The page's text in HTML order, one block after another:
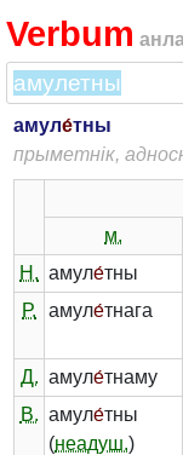
Verbum
амуле́тны
прыметнік,
м.
Н. амуле́тны
Р.
амуле́тнага
Д. амуле́тнаму
В. амуле́тны
(неадуш.)